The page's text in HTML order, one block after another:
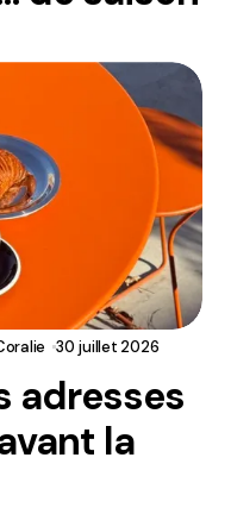
30 juillet 2026
adresses
la